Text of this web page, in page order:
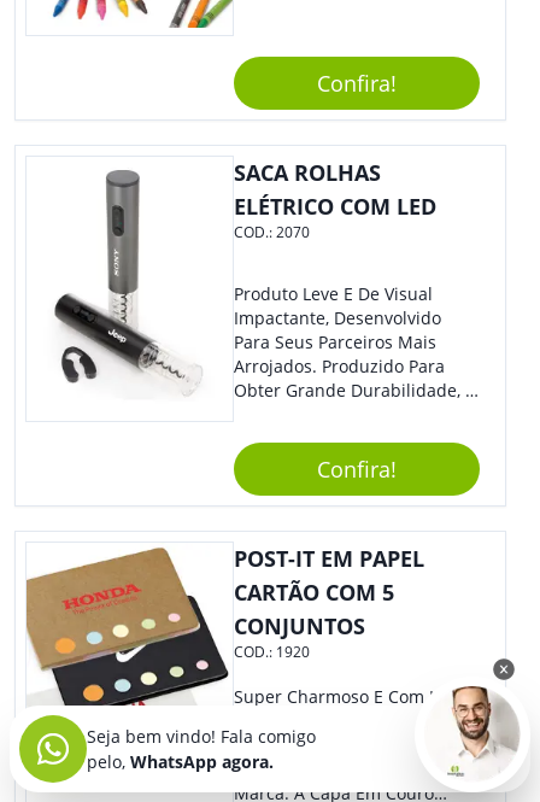
Perfeito, Não É?!
Confira!
SACA ROLHAS
ELÉTRICO COM LED
COD.:2070
Produto Leve E De Visual
Impactante, Desenvolvido
Para Seus Parceiros Mais
Arrojados. Produzido Para
Obter Grande Durabilidade, É
Sua Marca De Forma Estilosa,
Agregando Valor Para Sua
Empresa Em Eventos.
Confira!
POST-IT EM PAPEL
CARTÃO COM 5
CONJUNTOS
COD.: 1920
Super Charmoso E Com Lindo
Design, Nosso Caderno É O
Brinde Certo Para Ser
Personalizado Com Sua
Marca. A Capa Em Couro
Seja bem vindo! Fala comigo
pelo, WhatsApp agora.